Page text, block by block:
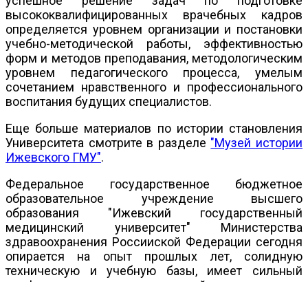
высококвалифицированных врачебных кадров
определяется уровнем организации и постановки
учебно-методической работы, эффективностью
форм и методов преподавания, методологическим
уровнем педагогического процесса, умелым
сочетанием нравственного и профессионального
воспитания будущих специалистов.
Еще больше материалов по истории становления
Университета смотрите в разделе "Музей истории
Ижевского ГМУ".
Федеральное государственное бюджетное
образовательное учреждение высшего
образования "Ижевский государственный
медицинский университет" Министерства
здравоохранения Россииской Федерации сегодня
опирается на опыт прошлых лет, солидную
техническую и учебную базы, имеет сильный